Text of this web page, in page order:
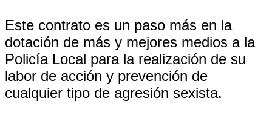
Este contrato es un paso más en la
dotación de más y mejores medios a la
Policía Local para la realización de su
labor de acción y prevención de
cualquier tipo de agresión sexista.